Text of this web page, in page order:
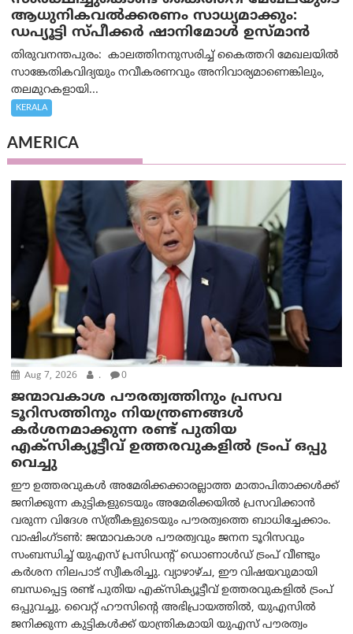
ആധുനികവൽക്കരണം സാധ്യമാക്കും:
ഡപ്യൂട്ടി സ്പീക്കർ ഷാനിമോൾ ഉസ്മാൻ
തിരുവനന്തപുരം: കാലത്തിനനുസരിച്ച് കൈത്തറി മേഖലയിൽ
സാങ്കേതികവിദ്യയും നവീകരണവും അനിവാര്യമാണെങ്കിലും,
തലമുറകളായി...
KERALA
AMERICA
Aug 7, 2026 . 0
ജന്മാവകാശ പൗരത്വത്തിനും പ്രസവ
ടൂറിസത്തിനും നിയന്ത്രണങ്ങൾ
കർശനമാക്കുന്ന രണ്ട് പുതിയ
എക്സിക്യൂട്ടീവ് ഉത്തരവുകളിൽ ട്രംപ് ഒപ്പു
വെച്ചു
ഈ ഉത്തരവുകൾ അമേരിക്കക്കാരല്ലാത്ത മാതാപിതാക്കൾക്ക്
ജനിക്കുന്ന കുട്ടികളുടെയും അമേരിക്കയിൽ പ്രസവിക്കാൻ
വരുന്ന വിദേശ സ്ത്രീകളുടെയും പൗരത്വത്തെ ബാധിച്ചേക്കാം.
വാഷിംഗ്ടണ്‍: ജന്മാവകാശ പൗരത്വവും ജനന ടൂറിസവും
സംബന്ധിച്ച് യുഎസ് പ്രസിഡന്റ് ഡൊണാൾഡ് ട്രംപ് വീണ്ടും
കർശന നിലപാട് സ്വീകരിച്ചു. വ്യാഴാഴ്ച, ഈ വിഷയവുമായി
ബന്ധപ്പെട്ട രണ്ട് പുതിയ എക്സിക്യൂട്ടീവ് ഉത്തരവുകളിൽ ട്രംപ്
ഒപ്പുവച്ചു. വൈറ്റ് ഹൗസിന്റെ അഭിപ്രായത്തിൽ, യുഎസിൽ
ജനിക്കുന്ന കുട്ടികൾക്ക് യാന്ത്രികമായി യുഎസ് പൗരത്വം